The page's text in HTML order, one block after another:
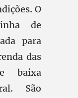
O
de
para
das
baixa
São